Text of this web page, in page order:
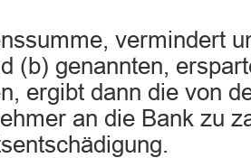
vermindert
(b) genannten,
ergibt dann die von
an die Bank zu